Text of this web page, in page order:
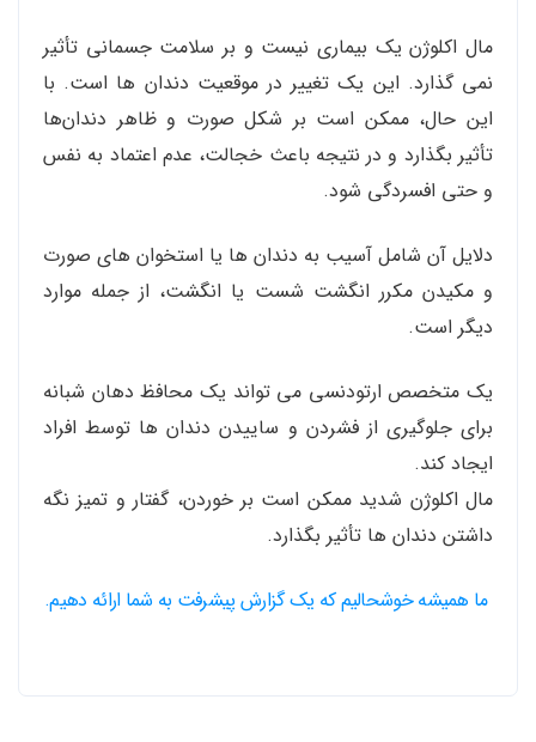
مال اکلوژن یک بیماری نیست و بر سلامت جسمانی تأثیر
نمی گذارد. این یک تغییر در موقعیت دندان ها است. با
این حال، ممکن است بر شکل صورت و ظاهر دندان‌ها
تأثیر بگذارد و در نتیجه باعث خجالت، عدم اعتماد به نفس
و حتی افسردگی شود.
دلایل آن شامل آسیب به دندان ها یا استخوان های صورت
و مکیدن مکرر انگشت شست یا انگشت، از جمله موارد
دیگر است.
یک متخصص ارتودنسی می تواند یک محافظ دهان شبانه
برای جلوگیری از فشردن و ساییدن دندان ها توسط افراد
ایجاد کند.
مال اکلوژن شدید ممکن است بر خوردن، گفتار و تمیز نگه
داشتن دندان ها تأثیر بگذارد.
ما همیشه خوشحالیم که یک گزارش پیشرفت به شما ارائه دهیم.